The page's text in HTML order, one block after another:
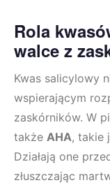
Rola
walce z
Kwas salicylowy
wspierającym
zaskórników. W
także AHA, takie
Działają one
złuszczając